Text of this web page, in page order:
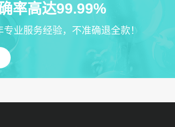
率高达99.99%
业服务经验，不准确退全款！